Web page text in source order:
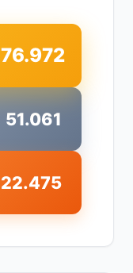
51.061
22.475